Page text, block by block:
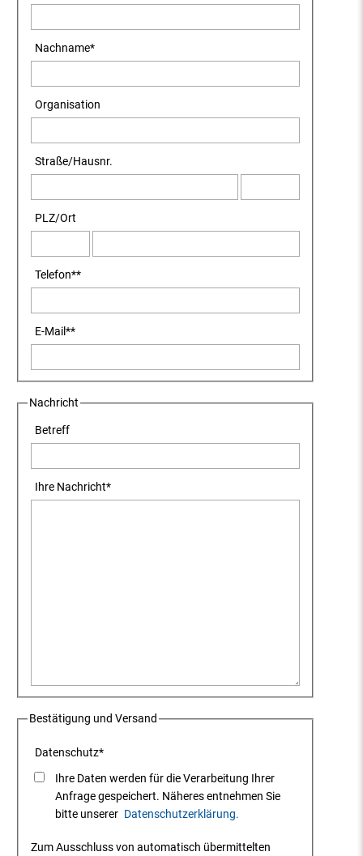
Nachname*
Organisation
Straße/Hausnr.
PLZ/Ort
Telefon**
E-Mail**
Nachricht
Betreff
Ihre Nachricht*
Bestätigung und Versand
Datenschutz*
Ihre Daten werden für die Verarbeitung Ihrer
Anfrage gespeichert. Näheres entnehmen Sie
bitte unserer Datenschutzerklärung.
Zum Ausschluss von automatisch übermittelten